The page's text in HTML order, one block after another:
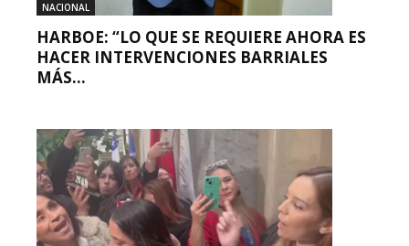
NACIONAL
HARBOE: “LO QUE SE REQUIERE AHORA ES
HACER INTERVENCIONES BARRIALES
MÁS...